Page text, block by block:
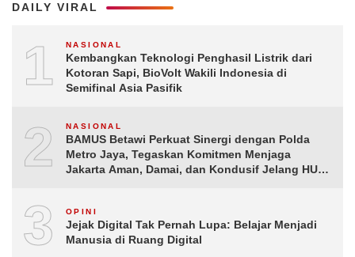
DAILY VIRAL
1 NASIONAL
Kembangkan Teknologi Penghasil Listrik dari
Kotoran Sapi, BioVolt Wakili Indonesia di
Semifinal Asia Pasifik
2 NASIONAL
BAMUS Betawi Perkuat Sinergi dengan Polda
Metro Jaya, Tegaskan Komitmen Menjaga
Jakarta Aman, Damai, dan Kondusif Jelang HUT
3 OPINI
Jejak Digital Tak Pernah Lupa: Belajar Menjadi
Manusia di Ruang Digital